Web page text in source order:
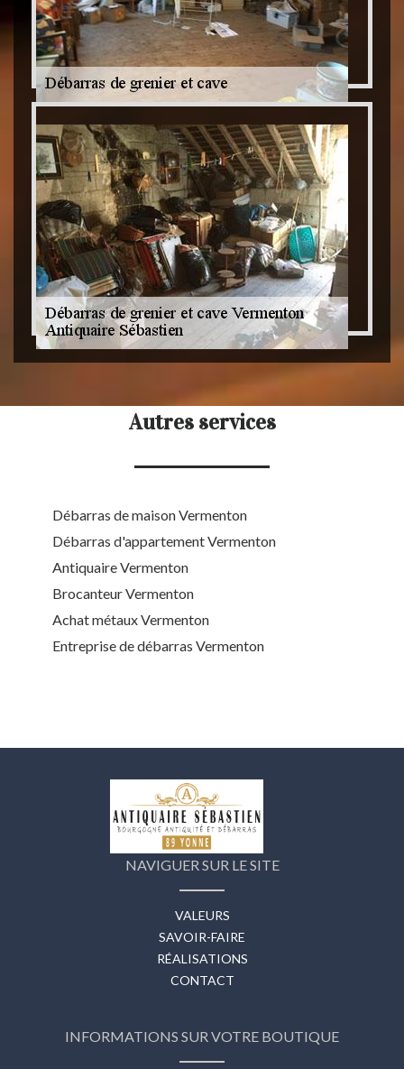
Autres services
Débarras de maison Vermenton
Débarras d'appartement Vermenton
Antiquaire Vermenton
Brocanteur Vermenton
Achat métaux Vermenton
Entreprise de débarras Vermenton
NAVIGUER SUR LE SITE
VALEURS
SAVOIR-FAIRE
RÉALISATIONS
CONTACT
INFORMATIONS SUR VOTRE BOUTIQUE